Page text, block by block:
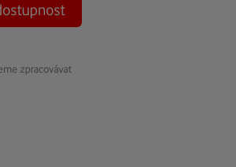
zpracovávat